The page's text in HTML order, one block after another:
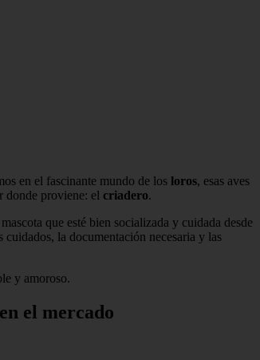
en el fascinante mundo de los loros, esas aves
donde proviene: el criadero.
que esté bien socializada y cuidada desde
cuidados, la documentación necesaria y las
y amoroso.
el mercado